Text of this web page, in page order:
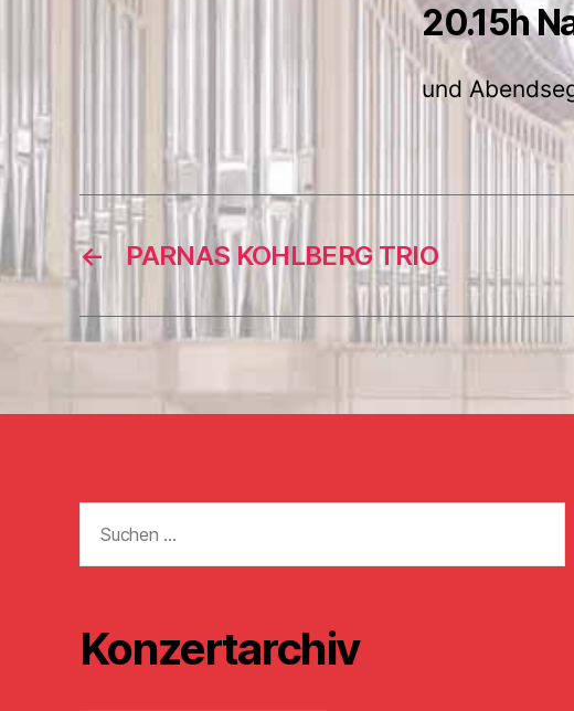
20.15h
und
← PARNAS KOHLBERG TRIO
nach:
Konzertarchiv